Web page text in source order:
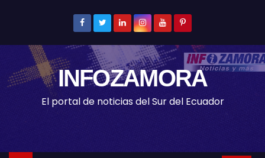
INFOZAMORA
El portal de noticias del Sur del Ecuador